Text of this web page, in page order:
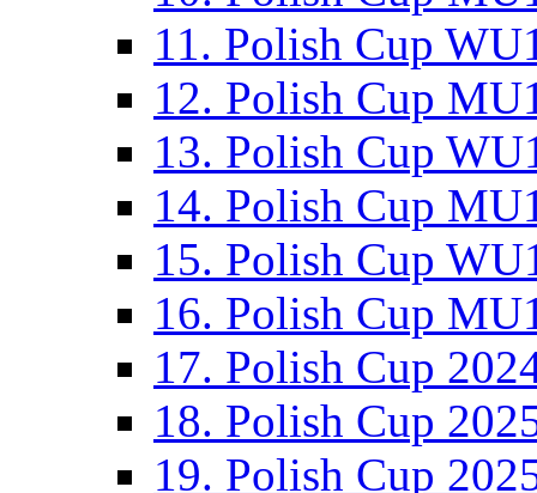
11. Polish Cup
12. Polish Cup
13. Polish Cup
14. Polish Cup
15. Polish Cup
16. Polish Cup
17. Polish Cup
18. Polish Cup
19. Polish Cup